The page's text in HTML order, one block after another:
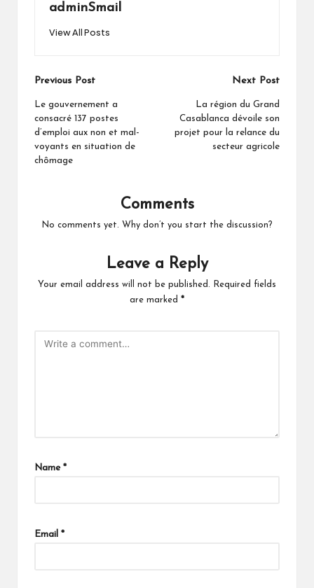
adminSmail
View All Posts
Post
navigation
Previous Post
Le gouvernement a
consacré 137 postes
d’emploi aux non et mal-
voyants en situation de
chômage
Next Post
La région du Grand
Casablanca dévoile son
projet pour la relance du
secteur agricole
Comments
No comments yet. Why don’t you start the discussion?
Leave a Reply
Your email address will not be published.
Required fields
are marked *
Name *
Email *